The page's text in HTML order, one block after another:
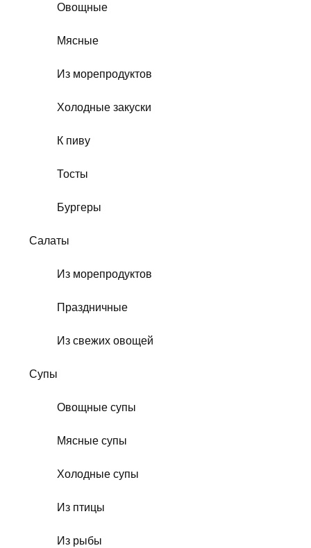
Овощные
Мясные
Из морепродуктов
Холодные закуски
К пиву
Тосты
Бургеры
Салаты
Из морепродуктов
Праздничные
Из свежих овощей
Супы
Овощные супы
Мясные супы
Холодные супы
Из птицы
Из рыбы